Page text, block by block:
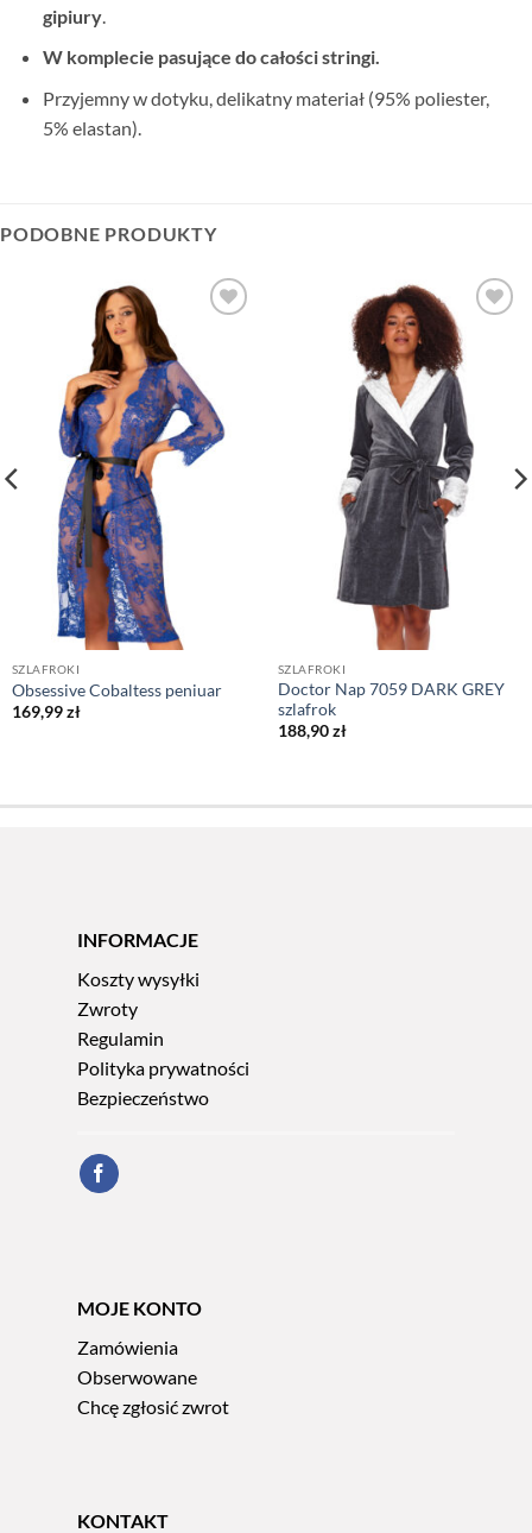
gipiury.
W komplecie pasujące do całości stringi.
Przyjemny w dotyku, delikatny materiał (95% poliester,
5% elastan).
PODOBNE PRODUKTY
SZLAFROKI
Obsessive Cobaltess peniuar
169,99zł
SZLAFROKI
Doctor Nap 7059 DARK GREY
szlafrok
188,90zł
INFORMACJE
Koszty wysyłki
Zwroty
Regulamin
Polityka prywatności
Bezpieczeństwo
MOJE KONTO
Zamówienia
Obserwowane
Chcę zgłosić zwrot
KONTAKT